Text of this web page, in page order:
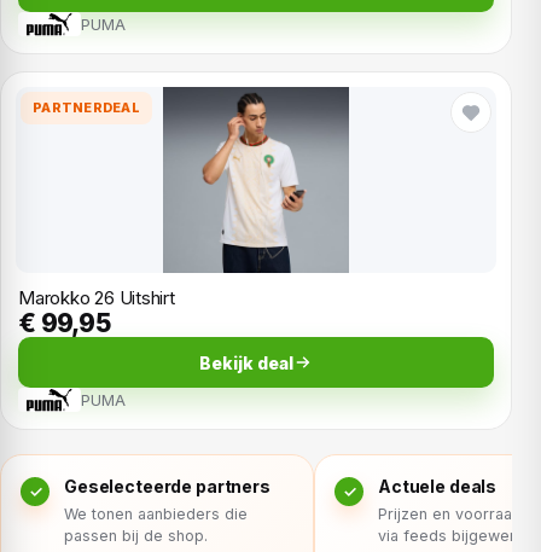
PUMA
PARTNERDEAL
Marokko 26 Uitshirt
€ 99,95
Bekijk deal
PUMA
Geselecteerde partners
We tonen aanbieders die
passen bij de shop.
Actuele deals
Prijzen en voorraad
via feeds bijgewerkt.